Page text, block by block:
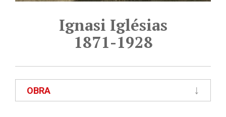
Ignasi Iglésias
1871-1928
OBRA